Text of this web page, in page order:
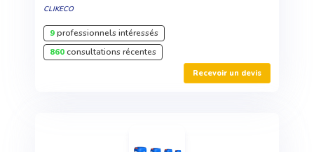
CLIKECO
9professionnels intéressés
860consultations récentes
Recevoir un devis